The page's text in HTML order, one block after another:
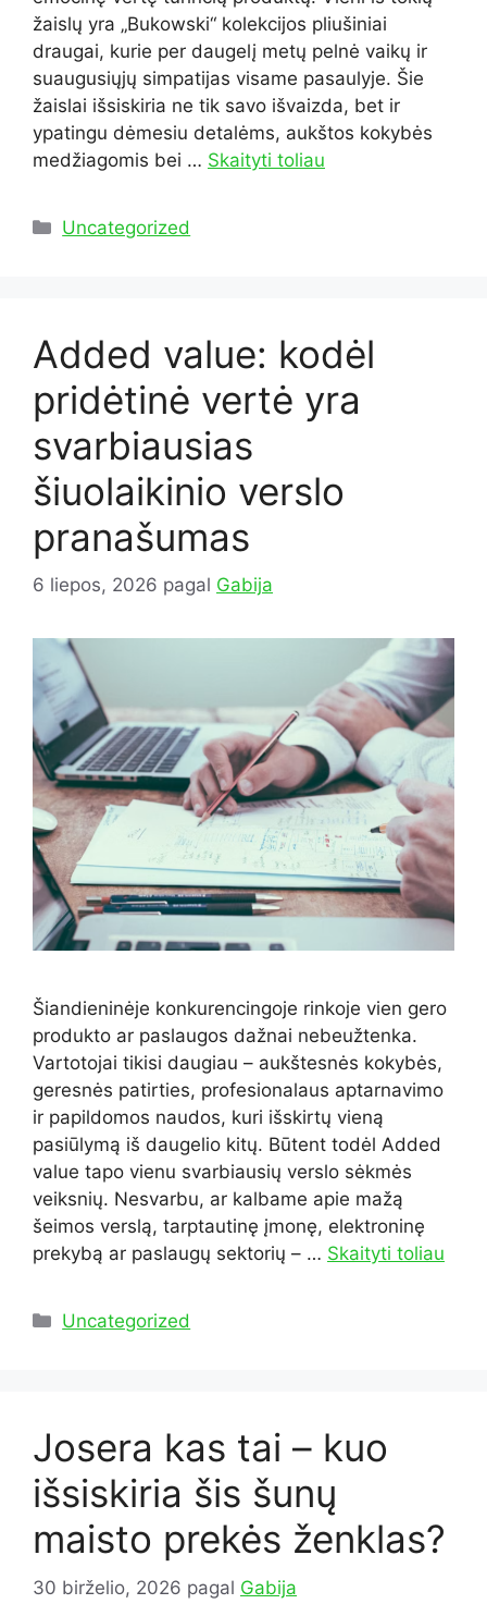
žaislų yra „Bukowski“ kolekcijos pliušiniai
draugai, kurie per daugelį metų pelnė vaikų ir
suaugusiųjų simpatijas visame pasaulyje. Šie
žaislai išsiskiria ne tik savo išvaizda, bet ir
ypatingu dėmesiu detalėms, aukštos kokybės
medžiagomis bei … Skaityti toliau
Kategorijos
Uncategorized
Added value: kodėl
pridėtinė vertė yra
svarbiausias
šiuolaikinio verslo
pranašumas
6 liepos, 2026 pagal Gabija
Šiandieninėje konkurencingoje rinkoje vien gero
produkto ar paslaugos dažnai nebeužtenka.
Vartotojai tikisi daugiau – aukštesnės kokybės,
geresnės patirties, profesionalaus aptarnavimo
ir papildomos naudos, kuri išskirtų vieną
pasiūlymą iš daugelio kitų. Būtent todėl Added
value tapo vienu svarbiausių verslo sėkmės
veiksnių. Nesvarbu, ar kalbame apie mažą
šeimos verslą, tarptautinę įmonę, elektroninę
prekybą ar paslaugų sektorių – … Skaityti toliau
Kategorijos
Uncategorized
Josera kas tai – kuo
išsiskiria šis šunų
maisto prekės ženklas?
30 birželio, 2026 pagal Gabija